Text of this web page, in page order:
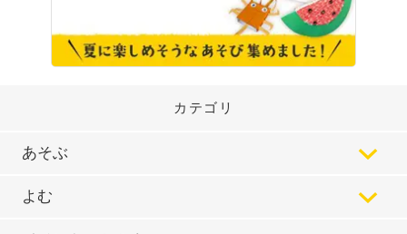
カテゴリ
あそぶ
よむ